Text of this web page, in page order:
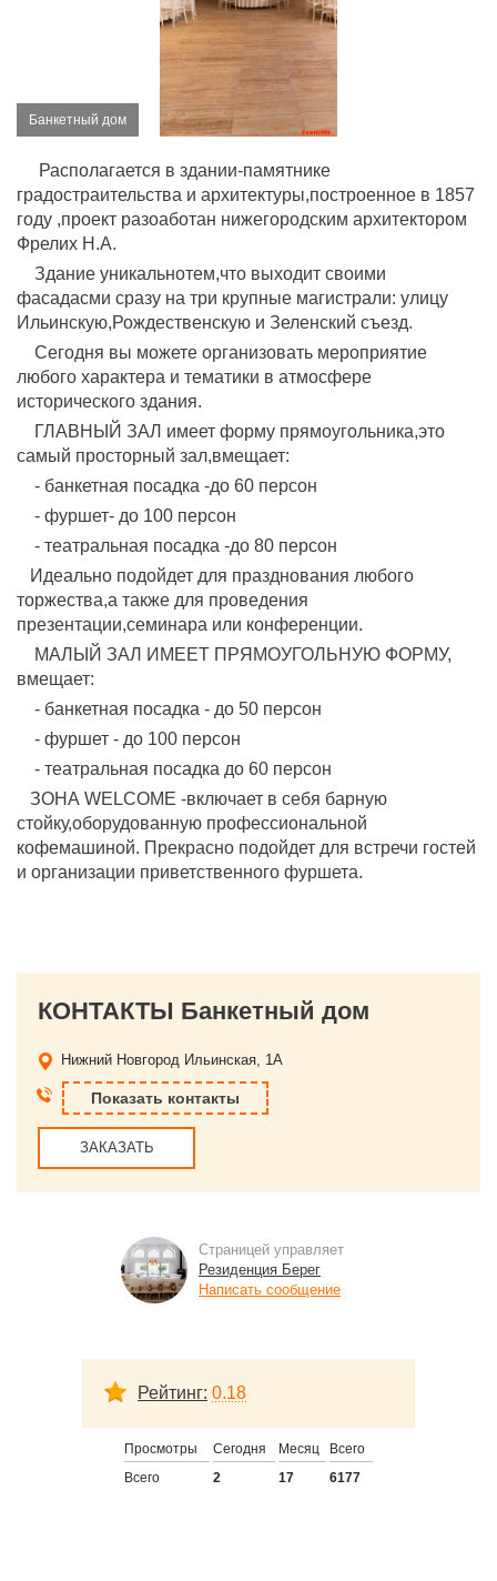
Банкетный дом
Располагается в здании-памятнике
градостраительства и архитектуры,построенное в 1857
году ,проект разоаботан нижегородским архитектором
Фрелих Н.А.
Здание уникальнотем,что выходит своими
фасадасми сразу на три крупные магистрали: улицу
Ильинскую,Рождественскую и Зеленский съезд.
Сегодня вы можете организовать мероприятие
любого характера и тематики в атмосфере
исторического здания.
ГЛАВНЫЙ ЗАЛ имеет форму прямоугольника,это
самый просторный зал,вмещает:
- банкетная посадка -до 60 персон
- фуршет- до 100 персон
- театральная посадка -до 80 персон
Идеально подойдет для празднования любого
торжества,а также для проведения
презентации,семинара или конференции.
МАЛЫЙ ЗАЛ ИМЕЕТ ПРЯМОУГОЛЬНУЮ ФОРМУ,
вмещает:
- банкетная посадка - до 50 персон
- фуршет - до 100 персон
- театральная посадка до 60 персон
ЗОНА WELCOME -включает в себя барную
стойку,оборудованную профессиональной
кофемашиной. Прекрасно подойдет для встречи гостей
и организации приветственного фуршета.
КОНТАКТЫ Банкетный дом
Нижний Новгород Ильинская, 1А
Показать контакты
ЗАКАЗАТЬ
Страницей управляет
Резиденция Берег
Написать сообщение
Рейтинг: 0.18
Просмотры Сегодня Месяц
Всего
Всего
2 17 6177